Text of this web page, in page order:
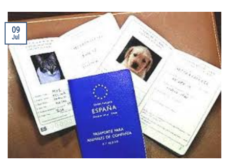
09
Jul